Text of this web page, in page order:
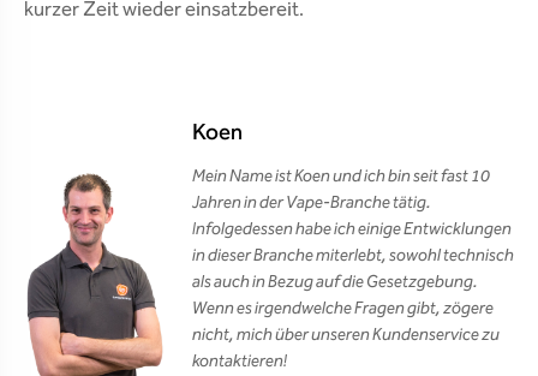
kurzer Zeit wieder einsatzbereit.
Koen
Mein Name ist Koen und ich bin seit fast 10
Jahren in der Vape-Branche tätig.
Infolgedessen habe ich einige Entwicklungen
in dieser Branche miterlebt, sowohl technisch
als auch in Bezug auf die Gesetzgebung.
Wenn es irgendwelche Fragen gibt, zögere
nicht, mich über unseren Kundenservice zu
kontaktieren!